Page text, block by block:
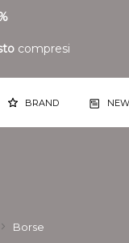
compresi
BRAND
Borse